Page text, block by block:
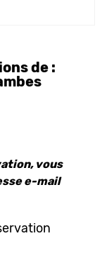
de :
vous
e-mail